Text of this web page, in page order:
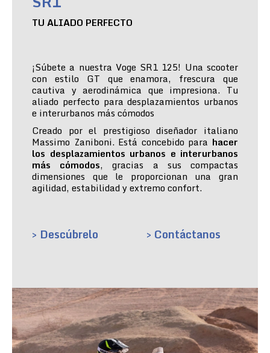
TU ALIADO PERFECTO
¡Súbete a nuestra Voge SR1 125! Una scooter
con estilo GT que enamora, frescura que
cautiva y aerodinámica que impresiona. Tu
aliado perfecto para desplazamientos urbanos
e interurbanos más cómodos
Creado por el prestigioso diseñador italiano
Massimo Zaniboni. Está concebido para hacer
los desplazamientos urbanos e interurbanos
más cómodos, gracias a sus compactas
dimensiones que le proporcionan una gran
agilidad, estabilidad y extremo confort.
> Descúbrelo > Contáctanos